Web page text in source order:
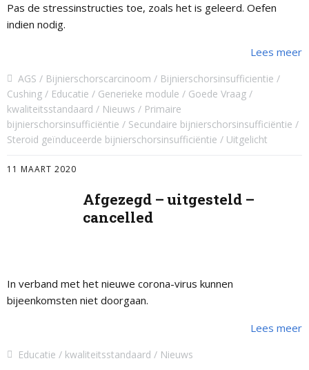
Pas de stressinstructies toe, zoals het is geleerd. Oefen
indien nodig.
Lees meer
AGS Bijnierschorscarcinoom
Bijnierschorsinsufficientie
Cushing
Educatie Generieke module
Goede Vraag
kwaliteitsstandaard
Nieuws
Primaire
bijnierschorsinsufficiëntie
Secundaire bijnierschorsinsufficiëntie
Steroid geïnduceerde bijnierschorsinsufficiëntie
Uitgelicht
11 MAART 2020
Afgezegd – uitgesteld –
cancelled
In verband met het nieuwe corona-virus kunnen
bijeenkomsten niet doorgaan.
Lees meer
Educatie kwaliteitsstandaard
Nieuws